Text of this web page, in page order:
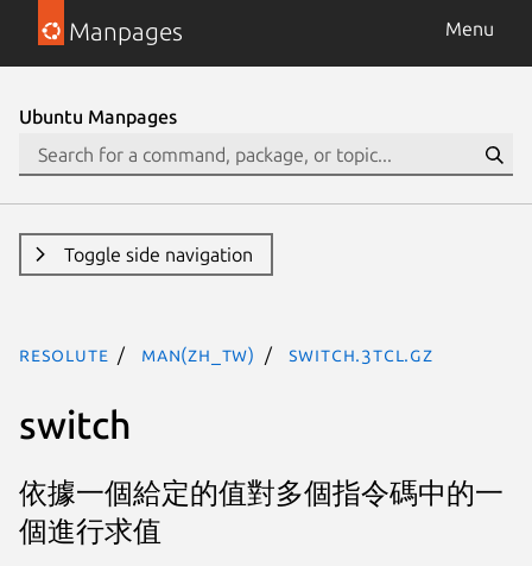
Manpages Menu
Ubuntu Manpages
Toggle side navigation
resolute man(zh_TW) switch.3tcl.gz
switch
依據一個給定的值對多個指令碼中的一
個進行求值